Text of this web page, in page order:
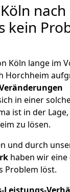
nach
kein
Köln lange im
Horchheim
in einer
ist in der
zu lösen.
und durch
haben wir
Problem löst.